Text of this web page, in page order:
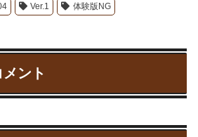
Ver.1 体験版NG
ント